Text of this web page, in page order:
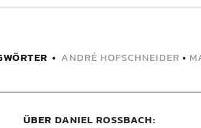
ANDRÉ HOFSCHNEIDER •
ÜBER DANIEL ROSSBACH